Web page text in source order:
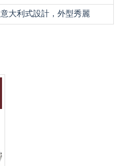
意大利式設計，外型秀麗